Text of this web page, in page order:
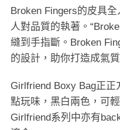
Broken Fingers的皮具
人對品質的執著。
縫到手指斷。Broken
的設計，助你打造成氣質
Girlfriend Boxy Bag正
點玩味，黑白兩色，可
Girlfriend系列中亦有